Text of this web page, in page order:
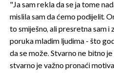
"Ja sam rekla da se ja tome
mislila sam da ćemo podijelit.
to smiješno, ali presretna sam
poruka mladim ljudima - što
da se može. Stvarno ne bitno
stvarno je važno pronaći